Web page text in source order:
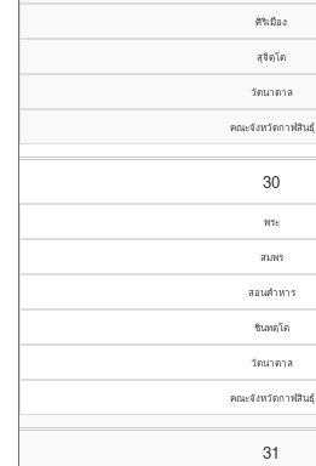
ศิริเมือง
สุจิตฺโต
วัดนาตาล
คณะจังหวัดกาฬสินธุ์
30
พระ
สมพร
สอนคำหาร
ชินทตฺโต
วัดนาตาล
คณะจังหวัดกาฬสินธุ์
31